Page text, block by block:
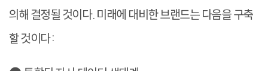
의해 결정될 것이다. 미래에 대비한 브랜드는 다음을 구축
할 것이다: